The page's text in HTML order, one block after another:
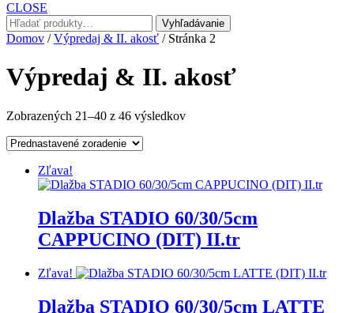
CLOSE
Hľadať:
Vyhľadávanie
Domov /Výpredaj & II. akosť / Stránka 2
Výpredaj & II. akosť
Zobrazených 21–40 z 46 výsledkov
Zľava!
Dlažba STADIO 60/30/5cm
CAPPUCINO (DIT) II.tr
Zľava!
Dlažba STADIO 60/30/5cm LATTE